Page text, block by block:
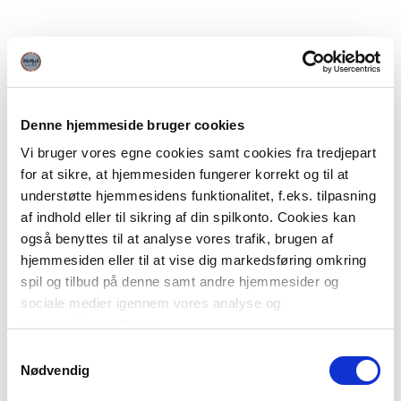
Denne hjemmeside bruger cookies
Vi bruger vores egne cookies samt cookies fra tredjepart
for at sikre, at hjemmesiden fungerer korrekt og til at
understøtte hjemmesidens funktionalitet, f.eks. tilpasning
af indhold eller til sikring af din spilkonto. Cookies kan
også benyttes til at analyse vores trafik, brugen af
hjemmesiden eller til at vise dig markedsføring omkring
spil og tilbud på denne samt andre hjemmesider og
sociale medier igennem vores analyse og
Du kan læse mere om vores brug af cookies under
"Detaljer" eller ved at klikke videre til vores Cookiepolitik,
Nødvendig